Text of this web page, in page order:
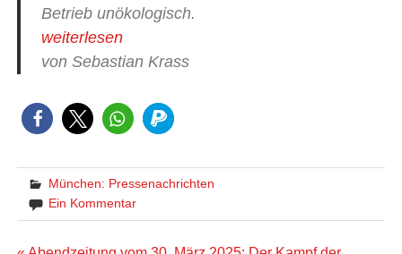
Betrieb unökologisch.
weiterlesen
von Sebastian Krass
München: Pressenachrichten
Ein Kommentar